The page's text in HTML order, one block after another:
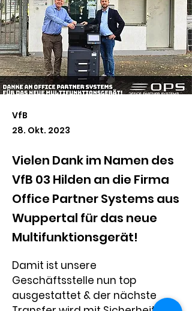
VfB
28. Okt. 2023
Vielen Dank im Namen des
VfB 03 Hilden an die Firma
Office Partner Systems aus
Wuppertal für das neue
Multifunktionsgerät!
Damit ist unsere
Geschäftsstelle nun top
ausgestattet & der nächste